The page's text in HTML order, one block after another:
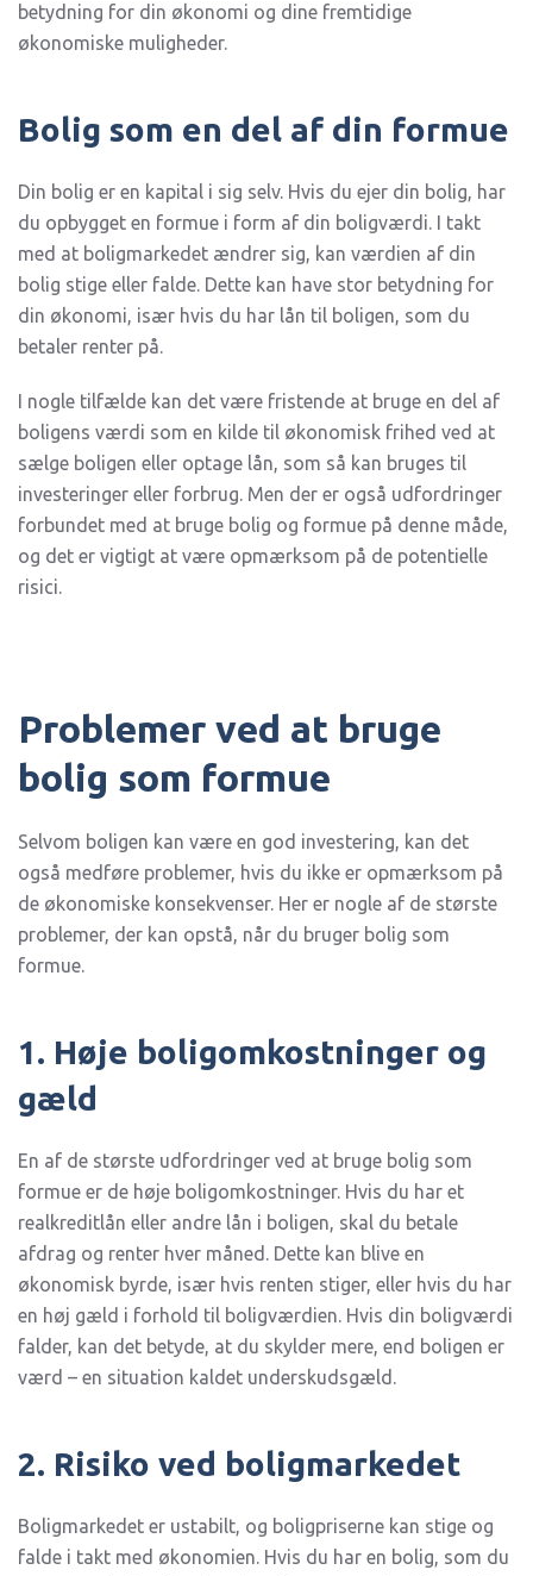
betydning for din økonomi og dine fremtidige
økonomiske muligheder.
Bolig som en del af din formue
Din bolig er en kapital i sig selv. Hvis du ejer din bolig, har
du opbygget en formue i form af din boligværdi. I takt
med at boligmarkedet ændrer sig, kan værdien af din
bolig stige eller falde. Dette kan have stor betydning for
din økonomi, især hvis du har lån til boligen, som du
betaler renter på.
I nogle tilfælde kan det være fristende at bruge en del af
boligens værdi som en kilde til økonomisk frihed ved at
sælge boligen eller optage lån, som så kan bruges til
investeringer eller forbrug. Men der er også udfordringer
forbundet med at bruge bolig og formue på denne måde,
og det er vigtigt at være opmærksom på de potentielle
risici.
Problemer ved at bruge
bolig som formue
Selvom boligen kan være en god investering, kan det
også medføre problemer, hvis du ikke er opmærksom på
de økonomiske konsekvenser. Her er nogle af de største
problemer, der kan opstå, når du bruger bolig som
formue.
1. Høje boligomkostninger og
gæld
En af de største udfordringer ved at bruge bolig som
formue er de høje boligomkostninger. Hvis du har et
realkreditlån eller andre lån i boligen, skal du betale
afdrag og renter hver måned. Dette kan blive en
økonomisk byrde, især hvis renten stiger, eller hvis du har
en høj gæld i forhold til boligværdien. Hvis din boligværdi
falder, kan det betyde, at du skylder mere, end boligen er
værd – en situation kaldet underskudsgæld.
2. Risiko ved boligmarkedet
Boligmarkedet er ustabilt, og boligpriserne kan stige og
falde i takt med økonomien. Hvis du har en bolig, som du